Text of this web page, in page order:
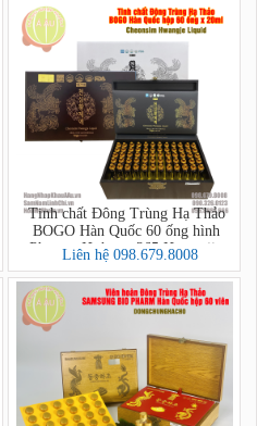
Tinh chất Đông Trùng Hạ Thảo
BOGO Hàn Quốc 60 ống hình
Phượng Hoàng - 365 Hwangjin
Liquid Gold
Liên hệ 098.679.8008